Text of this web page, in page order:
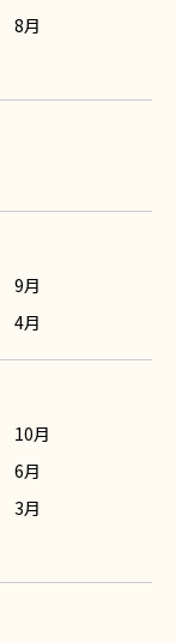
8月
9月
4月
10月
6月
3月